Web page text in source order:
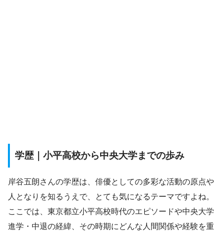
学歴｜小平高校から中央大学までの歩み
岸谷五朗さんの学歴は、俳優としての多彩な活動の原点や
人となりを知るうえで、とても気になるテーマですよね。
ここでは、東京都立小平高校時代のエピソードや中央大学
進学・中退の経緯、その時期にどんな人間関係や経験を重